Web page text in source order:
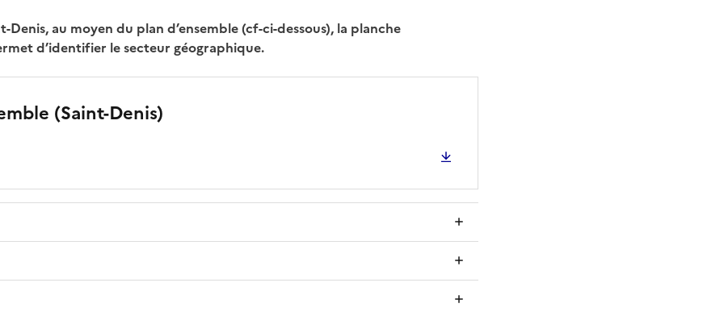
Denis, au moyen du plan d’ensemble (cf-ci-dessous), la planche
d’identifier le secteur géographique.
(Saint-Denis)